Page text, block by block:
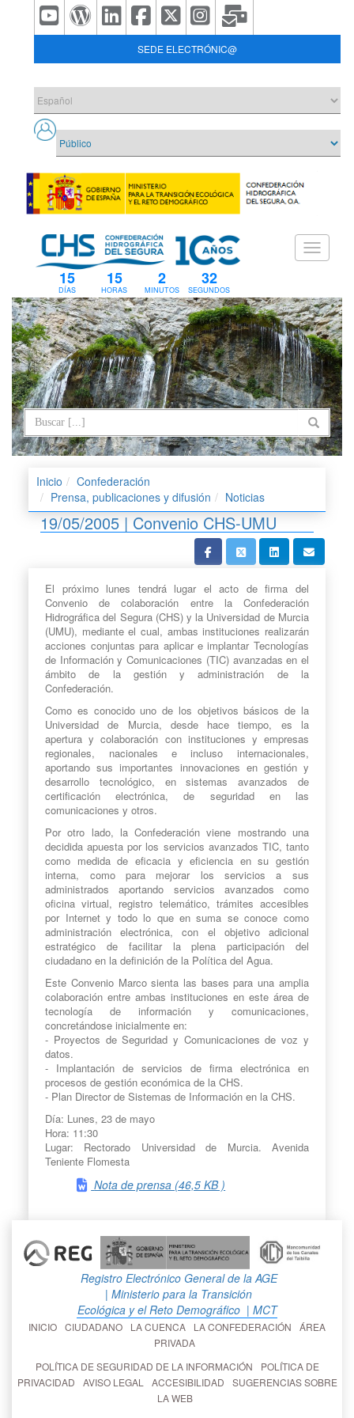
SEDE ELECTRÓNIC@
15
DÍAS
15
HORAS
2
MINUTOS
32
SEGUNDOS
Inicio
Confederación
Prensa, publicaciones y difusión
Noticias
19/05/2005 | Convenio CHS-UMU
El próximo lunes tendrá lugar el acto de firma del
Convenio de colaboración entre la Confederación
Hidrográfica del Segura (CHS) y la Universidad de Murcia
(UMU), mediante el cual, ambas instituciones realizarán
acciones conjuntas para aplicar e implantar Tecnologías
de Información y Comunicaciones (TIC) avanzadas en el
ámbito de la gestión y administración de la
Confederación.
Como es conocido uno de los objetivos básicos de la
Universidad de Murcia, desde hace tiempo, es la
apertura y colaboración con instituciones y empresas
regionales, nacionales e incluso internacionales,
aportando sus importantes innovaciones en gestión y
desarrollo tecnológico, en sistemas avanzados de
certificación electrónica, de seguridad en las
comunicaciones y otros.
Por otro lado, la Confederación viene mostrando una
decidida apuesta por los servicios avanzados TIC, tanto
como medida de eficacia y eficiencia en su gestión
interna, como para mejorar los servicios a sus
administrados aportando servicios avanzados como
oficina virtual, registro telemático, trámites accesibles
por Internet y todo lo que en suma se conoce como
administración electrónica, con el objetivo adicional
estratégico de facilitar la plena participación del
ciudadano en la definición de la Política del Agua.
Este Convenio Marco sienta las bases para una amplia
colaboración entre ambas instituciones en este área de
tecnología de información y comunicaciones,
concretándose inicialmente en:
- Proyectos de Seguridad y Comunicaciones de voz y
datos.
- Implantación de servicios de firma electrónica en
procesos de gestión económica de la CHS.
- Plan Director de Sistemas de Información en la CHS.
Día: Lunes, 23 de mayo
Hora: 11:30
Lugar: Rectorado Universidad de Murcia. Avenida
Teniente Flomesta
Nota de prensa (46,5 KB )
Registro Electrónico General de la AGE
| Ministerio para la Transición
Ecológica y el Reto Demográfico | MCT
INICIO CIUDADANO LA CUENCA LA CONFEDERACIÓN
ÁREA
PRIVADA
POLÍTICA DE SEGURIDAD DE LA INFORMACIÓN
POLÍTICA DE
PRIVACIDAD
AVISO LEGAL ACCESIBILIDAD
SUGERENCIAS SOBRE
LA WEB